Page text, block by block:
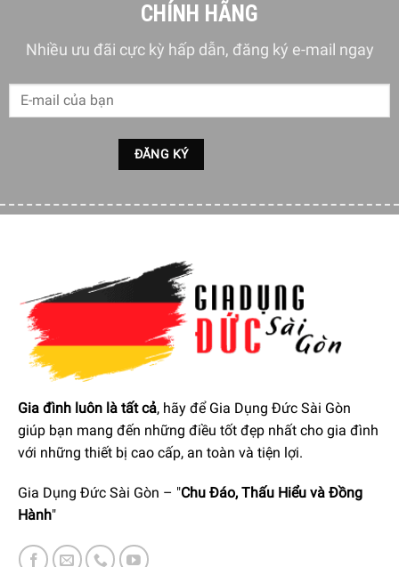
Bằng cách nhấn nút Menu của tôi, bạn có thể lập trình tất
cả đồ uống theo khẩu vị cá nhân của bạn (nó giống như
một menu cá nhân riêng biệt!). Điều chỉnh độ đậm của cà
phê và kích cỡ khẩu phần (lượng cà phê và sữa).
Hệ thống sữa tự động Lattecrema: do có hệ thống pha chế
sữa hoàn hảo. Công tắc trên bình chứa sữa được tích hợp
cho phép bạn chọn độ đặc của sữa mong muốn.
CHÍNH HÃNG
Nhiều ưu đãi cực kỳ hấp dẫn, đăng ký e-mail ngay
Gia đình luôn là tất cả, hãy để Gia Dụng Đức Sài Gòn
giúp bạn mang đến những điều tốt đẹp nhất cho gia đình
với những thiết bị cao cấp, an toàn và tiện lợi.
Gia Dụng Đức Sài Gòn – "Chu Đáo, Thấu Hiểu và Đồng
Hành"